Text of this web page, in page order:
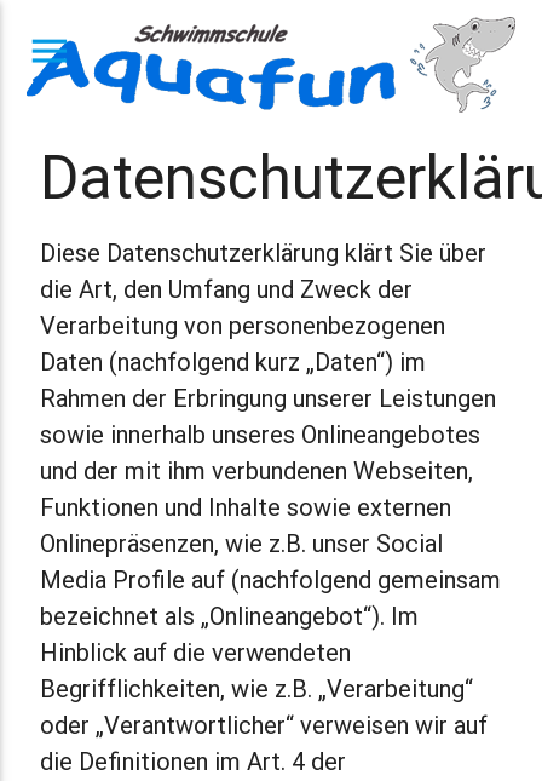
menu
Diese Datenschutzerklärung klärt Sie über
die Art, den Umfang und Zweck der
Verarbeitung von personenbezogenen
Daten (nachfolgend kurz „Daten“) im
Rahmen der Erbringung unserer Leistungen
sowie innerhalb unseres Onlineangebotes
und der mit ihm verbundenen Webseiten,
Funktionen und Inhalte sowie externen
Onlinepräsenzen, wie z.B. unser Social
Media Profile auf (nachfolgend gemeinsam
bezeichnet als „Onlineangebot“). Im
Hinblick auf die verwendeten
Begrifflichkeiten, wie z.B. „Verarbeitung“
oder „Verantwortlicher“ verweisen wir auf
die Definitionen im Art. 4 der